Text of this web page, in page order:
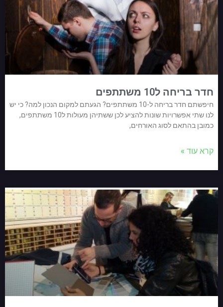
חדר בריחה ל10 משתתפים
חיפשתם חדר בריחה ל-10 משתתפים? הגעתם למקום הנכון למה? כי יש
לנו שתי אפשרויות שונות להציע לכן ששתיהן מעולות ל10 משתתפים,
כמובן בהתאם לסוג האורחים,
קרא עוד »